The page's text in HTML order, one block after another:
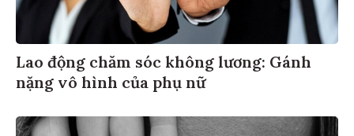
Lao động chăm sóc không lương: Gánh
nặng vô hình của phụ nữ